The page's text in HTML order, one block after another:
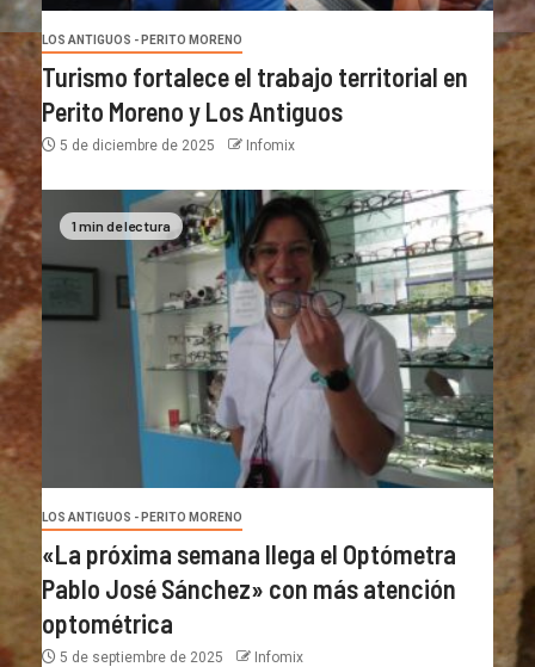
LOS ANTIGUOS - PERITO MORENO
Turismo fortalece el trabajo territorial en
Perito Moreno y Los Antiguos
5 de diciembre de 2025 Infomix
1 min de lectura
LOS ANTIGUOS - PERITO MORENO
«La próxima semana llega el Optómetra
Pablo José Sánchez» con más atención
optométrica
5 de septiembre de 2025 Infomix